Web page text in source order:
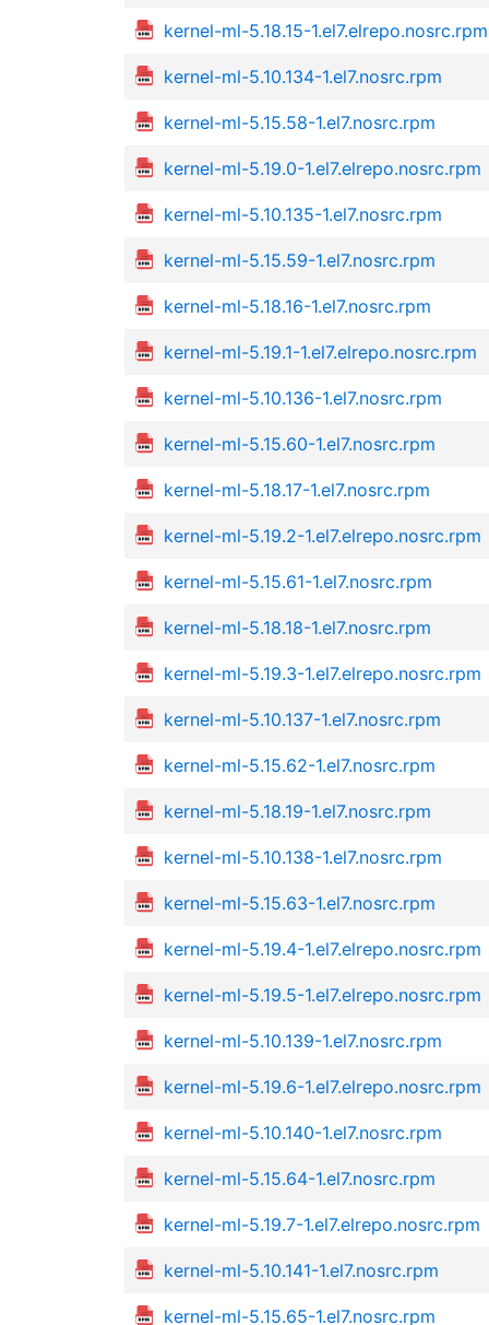
kernel-ml-5.18.15-1.el7.elrepo.nosrc.rpm
kernel-ml-5.10.134-1.el7.nosrc.rpm
kernel-ml-5.15.58-1.el7.nosrc.rpm
kernel-ml-5.19.0-1.el7.elrepo.nosrc.rpm
kernel-ml-5.10.135-1.el7.nosrc.rpm
kernel-ml-5.15.59-1.el7.nosrc.rpm
kernel-ml-5.18.16-1.el7.nosrc.rpm
kernel-ml-5.19.1-1.el7.elrepo.nosrc.rpm
kernel-ml-5.10.136-1.el7.nosrc.rpm
kernel-ml-5.15.60-1.el7.nosrc.rpm
kernel-ml-5.18.17-1.el7.nosrc.rpm
kernel-ml-5.19.2-1.el7.elrepo.nosrc.rpm
kernel-ml-5.15.61-1.el7.nosrc.rpm
kernel-ml-5.18.18-1.el7.nosrc.rpm
kernel-ml-5.19.3-1.el7.elrepo.nosrc.rpm
kernel-ml-5.10.137-1.el7.nosrc.rpm
kernel-ml-5.15.62-1.el7.nosrc.rpm
kernel-ml-5.18.19-1.el7.nosrc.rpm
kernel-ml-5.10.138-1.el7.nosrc.rpm
kernel-ml-5.15.63-1.el7.nosrc.rpm
kernel-ml-5.19.4-1.el7.elrepo.nosrc.rpm
kernel-ml-5.19.5-1.el7.elrepo.nosrc.rpm
kernel-ml-5.10.139-1.el7.nosrc.rpm
kernel-ml-5.19.6-1.el7.elrepo.nosrc.rpm
kernel-ml-5.10.140-1.el7.nosrc.rpm
kernel-ml-5.15.64-1.el7.nosrc.rpm
kernel-ml-5.19.7-1.el7.elrepo.nosrc.rpm
kernel-ml-5.10.141-1.el7.nosrc.rpm
kernel-ml-5.15.65-1.el7.nosrc.rpm